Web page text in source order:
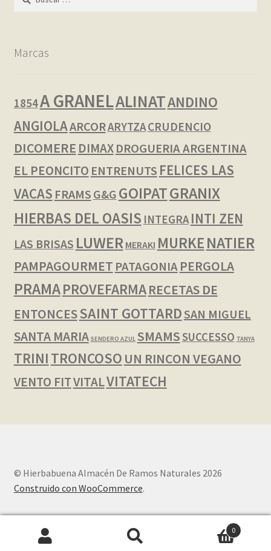
Marcas
1854A GRANELALINATANDINO
ANGIOLAARCORARYTZACRUDENCIO
DICOMERE DIMAX DROGUERIA ARGENTINA
EL PEONCITO ENTRENUTS FELICES LAS
VACAS FRAMS G&G GOIPATGRANIX
HIERBAS DEL OASIS INTEGRA INTI ZEN
LAS BRISAS LUWER MERAKI MURKENATIER
PAMPAGOURMET PATAGONIA PERGOLA
PRAMAPROVEFARMARECETAS DE
ENTONCESSAINT GOTTARDSAN MIGUEL
SANTA MARIA SENDERO AZUL SMAMSSUCCESSO TANYA
TRINI TRONCOSO UN RINCON VEGANO
VENTO FITVITALVITATECH
© Hierbabuena Almacén De Ramos Naturales 2026
Construido con WooCommerce.
0